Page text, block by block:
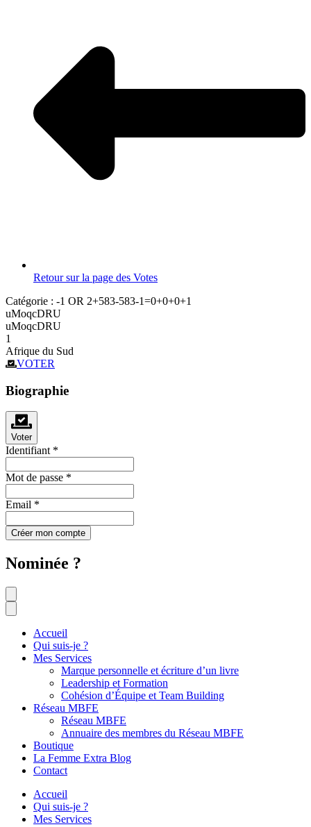
Retour sur la page des Votes
Catégorie : -1 OR 2+583-583-1=0+0+0+1
uMoqcDRU
uMoqcDRU
1
Afrique du Sud
VOTER
Biographie
Voter
Identifiant *
Mot de passe *
Email *
Créer mon compte
Nominée ?
Accueil
Qui suis-je ?
Mes Services
Marque personnelle et écriture d’un livre
Leadership et Formation
Cohésion d’Équipe et Team Building
Réseau MBFE
Réseau MBFE
Annuaire des membres du Réseau MBFE
Boutique
La Femme Extra Blog
Contact
Accueil
Qui suis-je ?
Mes Services